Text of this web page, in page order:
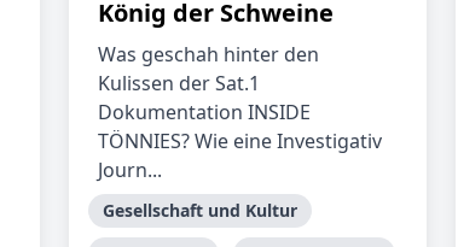
König der Schweine
Was geschah hinter den
Kulissen der Sat.1
Dokumentation INSIDE
TÖNNIES? Wie eine Investigativ
Journ...
Gesellschaft und Kultur